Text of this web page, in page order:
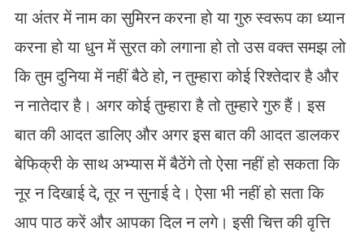
या अंतर में नाम का सुमिरन करना हो या गुरु स्वरूप का ध्यान
करना हो या धुन में सुरत को लगाना हो तो उस वक्त समझ लो
कि तुम दुनिया में नहीं बैठे हो, न तुम्हारा कोई रिश्तेदार है और
न नातेदार है। अगर कोई तुम्हारा है तो तुम्हारे गुरु हैं। इस
बात की आदत डालिए और अगर इस बात की आदत डालकर
बेफिक्री के साथ अभ्यास में बैठेंगे तो ऐसा नहीं हो सकता कि
नूर न दिखाई दे, तूर न सुनाई दे। ऐसा भी नहीं हो सता कि
आप पाठ करें और आपका दिल न लगे। इसी चित्त की वृत्ति